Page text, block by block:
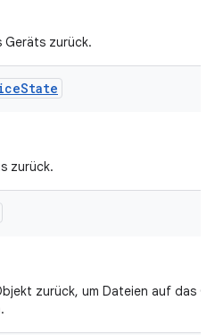
Geräts zurück.
State
zurück.
zurück, um Dateien auf das